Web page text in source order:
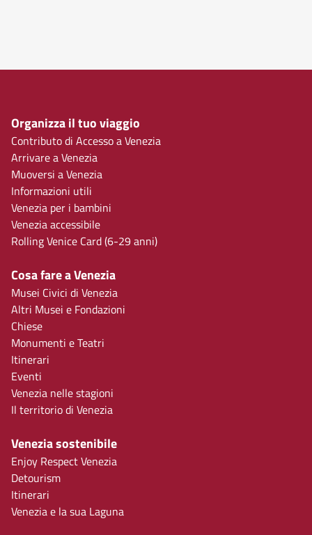
Organizza il tuo viaggio
Contributo di Accesso a Venezia
Arrivare a Venezia
Muoversi a Venezia
Informazioni utili
Venezia per i bambini
Venezia accessibile
Rolling Venice Card (6-29 anni)
Cosa fare a Venezia
Musei Civici di Venezia
Altri Musei e Fondazioni
Chiese
Monumenti e Teatri
Itinerari
Eventi
Venezia nelle stagioni
Il territorio di Venezia
Venezia sostenibile
Enjoy Respect Venezia
Detourism
Itinerari
Venezia e la sua Laguna